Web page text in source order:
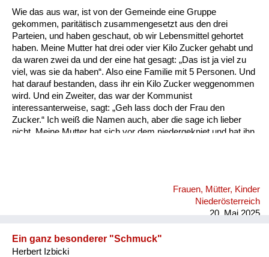
Wie das aus war, ist von der Gemeinde eine Gruppe
gekommen, paritätisch zusammengesetzt aus den drei
Parteien, und haben geschaut, ob wir Lebensmittel gehortet
haben. Meine Mutter hat drei oder vier Kilo Zucker gehabt und
da waren zwei da und der eine hat gesagt: „Das ist ja viel zu
viel, was sie da haben“. Also eine Familie mit 5 Personen. Und
hat darauf bestanden, dass ihr ein Kilo Zucker weggenommen
wird. Und ein Zweiter, das war der Kommunist
interessanterweise, sagt: „Geh lass doch der Frau den
Zucker.“ Ich weiß die Namen auch, aber die sage ich lieber
nicht. Meine Mutter hat sich vor dem niedergekniet und hat ihn
Frauen, Mütter, Kinder
Niederösterreich
20. Mai 2025
Ein ganz besonderer "Schmuck"
Herbert Izbicki